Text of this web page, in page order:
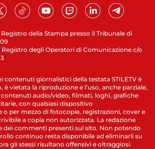
della Stampa presso il Tribunale di
degli Operatori di Comunicazione c/o
contenuti giornalistici della testata STILETV è
è vietata la riproduzione e l’uso, anche parziale,
audio/video, filmati, loghi, grafiche
con qualsiasi dispositivo
per mezzo di fotocopie, registrazioni, cover e
a copia non autorizzata. La redazione
dei commenti presenti sul sito. Non potendo
continuo resta disponibile ad eliminarli su
gli stessi risultano offensivi e oltraggiosi.